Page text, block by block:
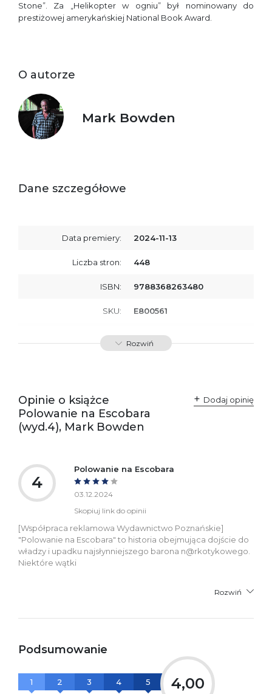
Stone”. Za „Helikopter w ogniu” był nominowany do
prestiżowej amerykańskiej National Book Award.
O autorze
Mark Bowden
Dane szczegółowe
Data premiery: 2024-11-13
Liczba stron: 448
ISBN: 9788368263480
SKU: E800561
Producent / Osoby
odpowiedzialne za
Wydawnictwo Poznańskie
Sp. z o.o.
Ostrzeżenia oraz
informacje dotyczące
Załącznik PDF
Rozwiń
Opinie o książce
Polowanie na Escobara
(wyd.4), Mark Bowden
Dodaj opinię
4
Polowanie na Escobara
03.12.2024
Skopiuj link do opinii
[Współpraca reklamowa Wydawnictwo Poznańskie]
"Polowanie na Escobara" to historia obejmująca dojście do
władzy i upadku najsłynniejszego barona n@rkotykowego.
Niektóre wątki
Rozwiń
Podsumowanie
1 2 3 4 5 4,00